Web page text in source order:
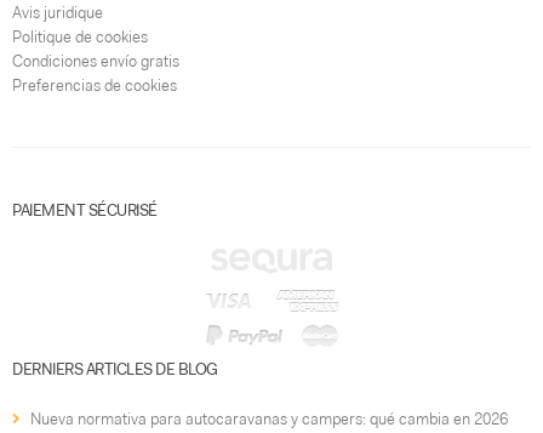
Avis juridique
Politique de cookies
Condiciones envío gratis
Preferencias de cookies
PAIEMENT SÉCURISÉ
DERNIERS ARTICLES DE BLOG
Nueva normativa para autocaravanas y campers: qué cambia en 2026